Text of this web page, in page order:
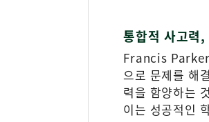
통합적 사고력
Francis Parker
으로 문제를 해
력을 함양하는
이는 성공적인